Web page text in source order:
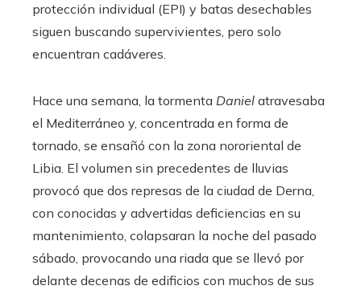
protección individual (EPI) y batas desechables
siguen buscando supervivientes, pero solo
encuentran cadáveres.
Hace una semana, la tormenta Daniel atravesaba
el Mediterráneo y, concentrada en forma de
tornado, se ensañó con la zona nororiental de
Libia. El volumen sin precedentes de lluvias
provocó que dos represas de la ciudad de Derna,
con conocidas y advertidas deficiencias en su
mantenimiento, colapsaran la noche del pasado
sábado, provocando una riada que se llevó por
delante decenas de edificios con muchos de sus